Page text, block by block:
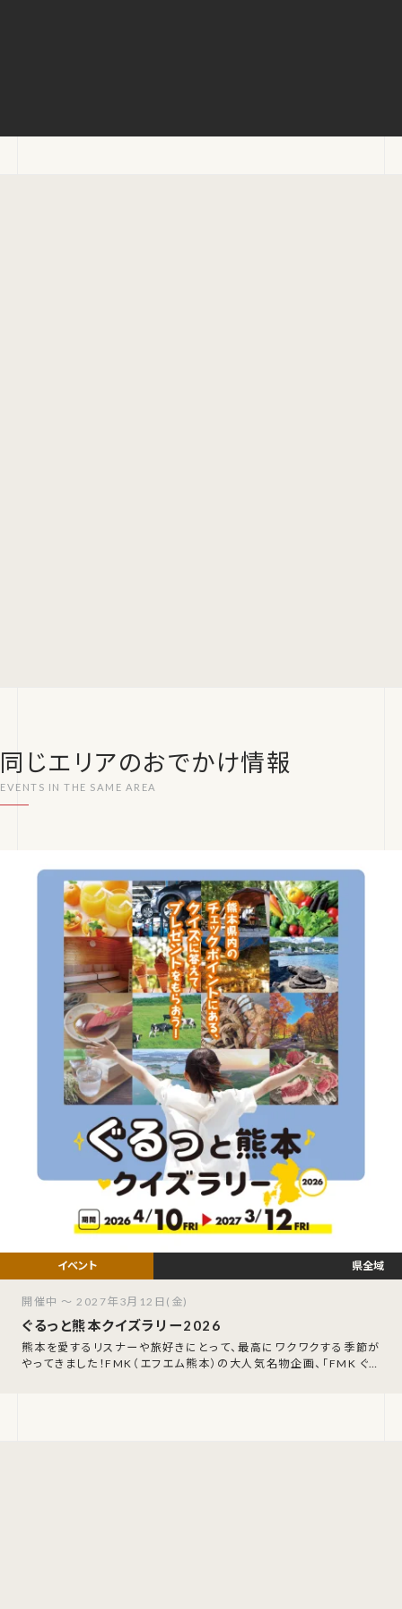
同じエリアのおでかけ情報
ぐるっと熊本クイズラリー2026
熊本を愛するリスナーや旅好きにとって、最高にワクワクする季節が
やってきました！FMK（エフエム熊本）の大人気名物企画、「FMK ぐる
県全域
開催中 ～ 2027年3月12日(金)